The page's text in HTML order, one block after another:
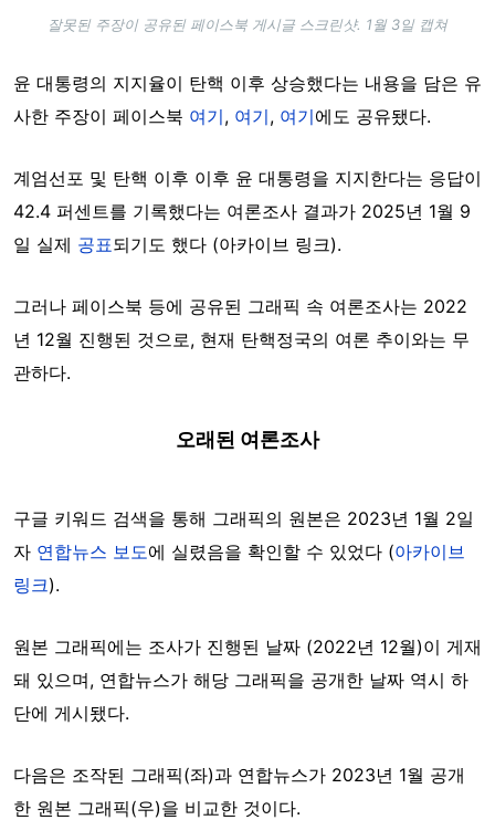
잘못된 주장이 공유된 페이스북 게시글 스크린샷. 1월 3일 캡쳐
윤 대통령의 지지율이 탄핵 이후 상승했다는 내용을 담은 유
사한 주장이 페이스북 여기, 여기, 여기에도 공유됐다.
계엄선포 및 탄핵 이후 이후 윤 대통령을 지지한다는 응답이
42.4 퍼센트를 기록했다는 여론조사 결과가 2025년 1월 9
일 실제 공표되기도 했다 (아카이브 링크).
그러나 페이스북 등에 공유된 그래픽 속 여론조사는 2022
년 12월 진행된 것으로, 현재 탄핵정국의 여론 추이와는 무
관하다.
오래된 여론조사
구글 키워드 검색을 통해 그래픽의 원본은 2023년 1월 2일
자 연합뉴스 보도에 실렸음을 확인할 수 있었다 (아카이브
링크).
원본 그래픽에는 조사가 진행된 날짜 (2022년 12월)이 게재
돼 있으며, 연합뉴스가 해당 그래픽을 공개한 날짜 역시 하
단에 게시됐다.
다음은 조작된 그래픽(좌)과 연합뉴스가 2023년 1월 공개
한 원본 그래픽(우)을 비교한 것이다.